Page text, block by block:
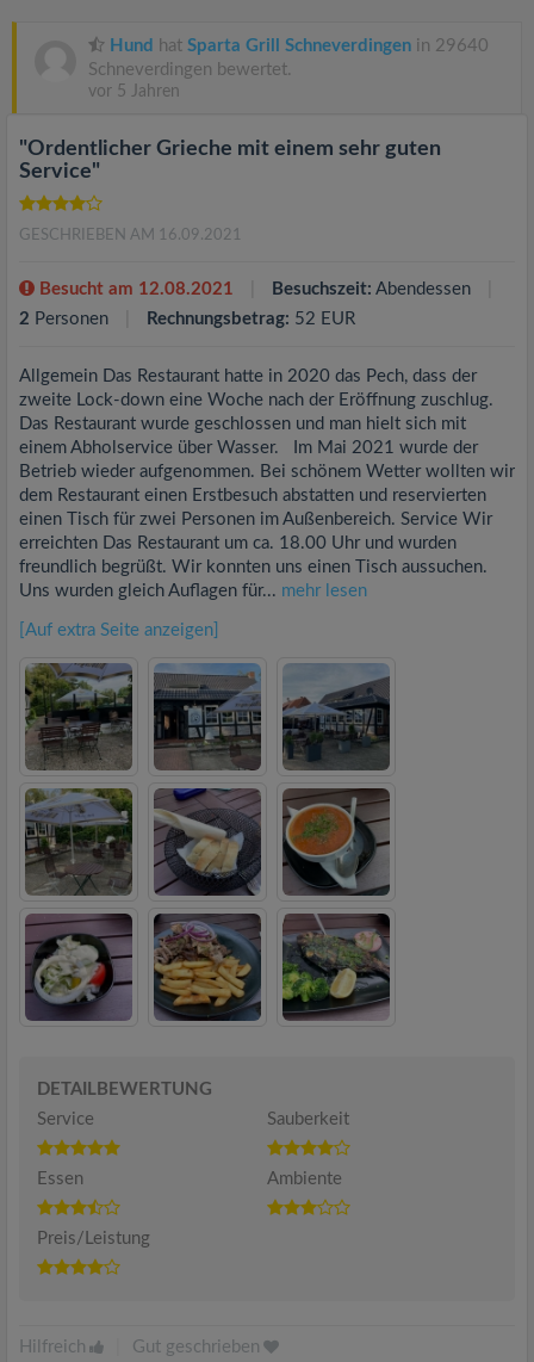
Hund hat Sparta Grill Schneverdingen in 29640
Schneverdingen bewertet.
vor 5 Jahren
"Ordentlicher Grieche mit einem sehr guten
Service"
GESCHRIEBEN AM 16.09.2021
Besucht am 12.08.2021 Besuchszeit: Abendessen
2 Personen Rechnungsbetrag: 52 EUR
Allgemein Das Restaurant hatte in 2020 das Pech, dass der
zweite Lock-down eine Woche nach der Eröffnung zuschlug.
Das Restaurant wurde geschlossen und man hielt sich mit
einem Abholservice über Wasser. Im Mai 2021 wurde der
Betrieb wieder aufgenommen. Bei schönem Wetter wollten wir
dem Restaurant einen Erstbesuch abstatten und reservierten
einen Tisch für zwei Personen im Außenbereich. Service Wir
erreichten Das Restaurant um ca. 18.00 Uhr und wurden
freundlich begrüßt. Wir konnten uns einen Tisch aussuchen.
Uns wurden gleich Auflagen für... mehr lesen
[Auf extra Seite anzeigen]
DETAILBEWERTUNG
Service
Sauberkeit
Essen Ambiente
Preis/Leistung
Hilfreich Gut geschrieben